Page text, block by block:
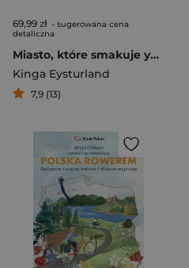
69,99 zł - sugerowana cena
detaliczna
Miasto, które smakuje yerba mate. Reportaż z Montevideo
Kinga Eysturland
7,9 (13)